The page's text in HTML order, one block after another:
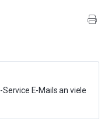
E-Mails an viele